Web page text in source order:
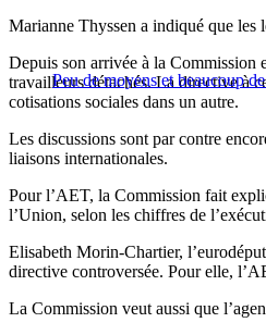
Marianne Thyssen a indiqué que les
Peu de moyens et beaucoup
Depuis son arrivée à la Commission
travailleurs détachés. La directive à
cotisations sociales dans un autre.
Les discussions sont par contre
liaisons internationales.
Pour l’AET, la Commission fait
l’Union, selon les chiffres de
Elisabeth Morin-Chartier,
directive controversée. Pour elle,
La Commission veut aussi que